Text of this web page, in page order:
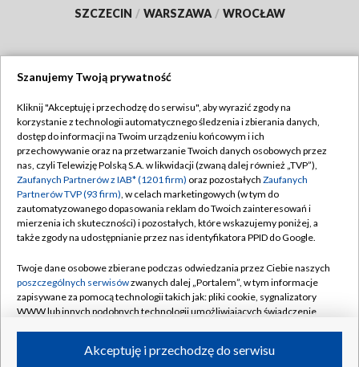
SZCZECIN / WARSZAWA / WROCŁAW
TVP
Abonament TVP
Emisja w TVP
Centrum informacji TVP
Naziemna Telewizja Cyfrowa
Rada Programowa
System NOS
Informacje o nadawcy
Program dla prasy
Regulamin TVP
Polityka prywatności
Moje zgody
Pomoc
Kontakt
Kanały
Szanujemy Twoją prywatność
Kliknij "Akceptuję i przechodzę do serwisu", aby wyrazić zgody na
korzystanie z technologii automatycznego śledzenia i zbierania danych,
dostęp do informacji na Twoim urządzeniu końcowym i ich
przechowywanie oraz na przetwarzanie Twoich danych osobowych przez
nas, czyli Telewizję Polską S.A. w likwidacji (zwaną dalej również „TVP”),
Zaufanych Partnerów z IAB* (1201 firm) oraz pozostałych Zaufanych
Partnerów TVP (93 firm), w celach marketingowych (w tym do
zautomatyzowanego dopasowania reklam do Twoich zainteresowań i
mierzenia ich skuteczności) i pozostałych, które wskazujemy poniżej, a
także zgody na udostępnianie przez nas identyfikatora PPID do Google.
Twoje dane osobowe zbierane podczas odwiedzania przez Ciebie naszych
poszczególnych serwisówzwanych dalej „Portalem”, w tym informacje
zapisywane za pomocą technologii takich jak: pliki cookie, sygnalizatory
WWW lub innych podobnych technologii umożliwiających świadczenie
ruchu w Internecie.Akceptuję i przechodzę do serwisu